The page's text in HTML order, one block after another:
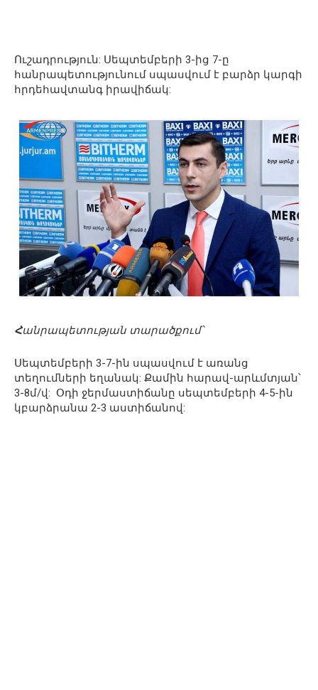
Ուշադրություն: Սեպտեմբերի 3-ից 7-ը
հանրապետությունում սպասվում է բարձր կարգի
հրդեհավտանգ իրավիճակ:
Հանրապետության տարածքում՝
Սեպտեմբերի 3-7-ին սպասվում է առանց
տեղումների եղանակ: Քամին հարավ-արևմտյան՝
3-8մ/վ: Օդի ջերմաստիճանը սեպտեմբերի 4-5-ին
կբարձրանա 2-3 աստիճանով: